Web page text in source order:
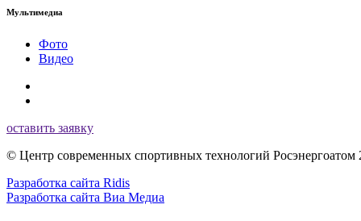
Мультимедиа
Фото
Видео
оставить заявку
© Центр современных спортивных технологий Росэнергоатом
Разработка сайта Ridis
Разработка сайта Виа Медиа